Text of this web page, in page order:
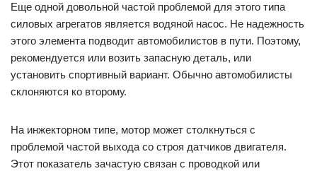
Еще одной довольной частой проблемой для этого типа
силовых агрегатов является водяной насос. Не надежность
этого элемента подводит автомобилистов в пути. Поэтому,
рекомендуется или возить запасную деталь, или
установить спортивный вариант. Обычно автомобилисты
склоняются ко второму.
На инжекторном типе, мотор может столкнуться с
проблемой частой выхода со строя датчиков двигателя.
Этот показатель зачастую связан с проводкой или